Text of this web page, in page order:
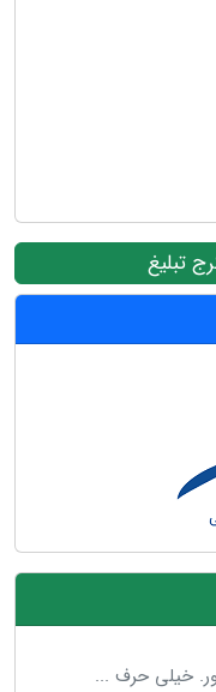
تبلیغ
خیلی حرف ...